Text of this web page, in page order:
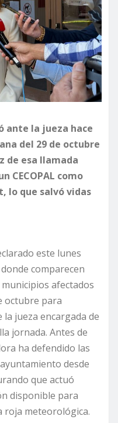
ante la jueza hace
del 29 de octubre
de esa llamada
CECOPAL como
lo que salvó vidas
este lunes
comparecen
afectados
octubre para
jueza encargada de
jornada. Antes de
ha defendido las
desde
que actuó
disponible para
roja meteorológica.